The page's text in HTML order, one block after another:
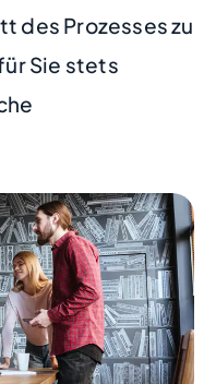
des Prozesses zu
Sie stets